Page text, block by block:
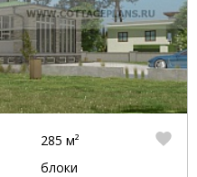
285 м²
блоки